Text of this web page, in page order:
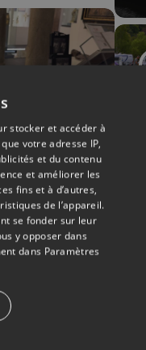
20/07/2026
le
la
aux
stocker et accéder à
votre adresse IP,
et du contenu
et améliorer les
fins et à d’autres,
de l’appareil.
se fonder sur leur
y opposer dans
dans Paramètres